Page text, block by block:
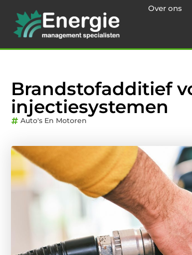
Over ons
Brandstofadditief
injectiesystemen
Auto's En Motoren